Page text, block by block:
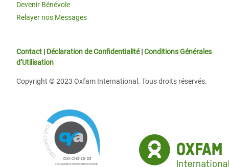
Devenir Bénévole
Relayer nos Messages
Contact | Déclaration de Confidentialité|Conditions Générales
d’Utilisation
Copyright © 2023 Oxfam International. Tous droits réservés.